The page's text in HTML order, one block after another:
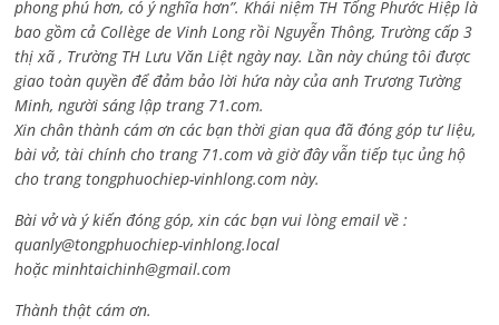
phong phú hơn, có ý nghĩa hơn”. Khái niệm TH Tống Phước Hiệp là
bao gồm cả Collège de Vinh Long rồi Nguyễn Thông, Trường cấp 3
thị xã , Trường TH Lưu Văn Liệt ngày nay. Lần này chúng tôi được
giao toàn quyền để đảm bảo lời hứa này của anh Trương Tường
Minh, người sáng lập trang 71.com.
Xin chân thành cám ơn các bạn thời gian qua đã đóng góp tư liệu,
bài vở, tài chính cho trang 71.com và giờ đây vẫn tiếp tục ủng hộ
cho trang tongphuochiep-vinhlong.com này.
Bài vở và ý kiến đóng góp, xin các bạn vui lòng email về :
quanly@tongphuochiep-vinhlong.local
hoặcminhtaichinh@gmail.com
Thành thật cám ơn.